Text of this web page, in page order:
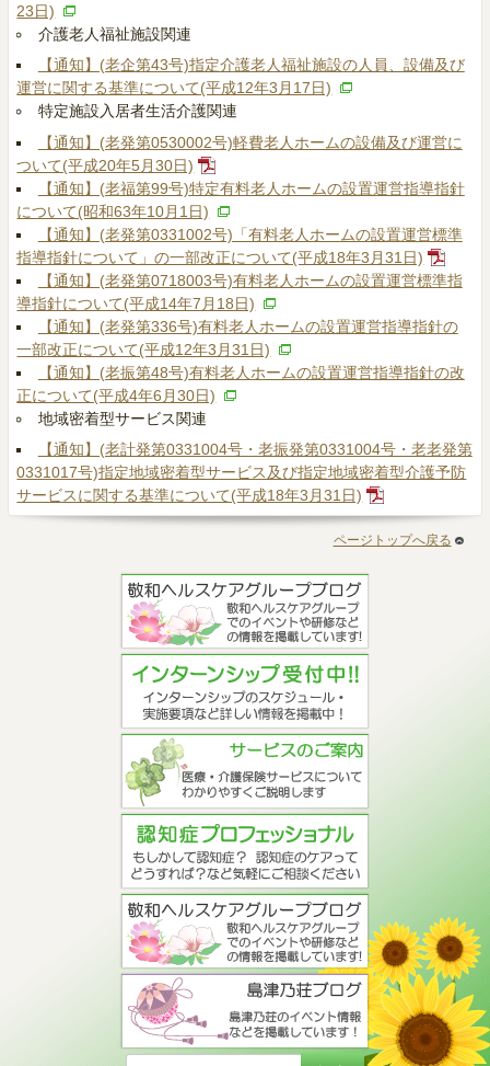
23日)
介護老人福祉施設関連
【通知】(老企第43号)指定介護老人福祉施設の人員、設備及び
運営に関する基準について(平成12年3月17日)
特定施設入居者生活介護関連
【通知】(老発第0530002号)軽費老人ホームの設備及び運営に
ついて(平成20年5月30日)
【通知】(老福第99号)特定有料老人ホームの設置運営指導指針
について(昭和63年10月1日)
【通知】(老発第0331002号)「有料老人ホームの設置運営標準
指導指針について」の一部改正について(平成18年3月31日)
【通知】(老発第0718003号)有料老人ホームの設置運営標準指
導指針について(平成14年7月18日)
【通知】(老発第336号)有料老人ホームの設置運営指導指針の
一部改正について(平成12年3月31日)
【通知】(老振第48号)有料老人ホームの設置運営指導指針の改
正について(平成4年6月30日)
地域密着型サービス関連
【通知】(老計発第0331004号・老振発第0331004号・老老発第
0331017号)指定地域密着型サービス及び指定地域密着型介護予防
サービスに関する基準について(平成18年3月31日)
ページトップへ戻る